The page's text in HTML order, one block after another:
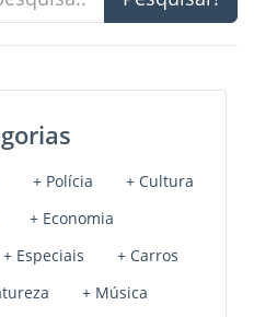
+ Polícia
+ Cultura
+ Economia
+ Especiais
+ Carros
+ Música